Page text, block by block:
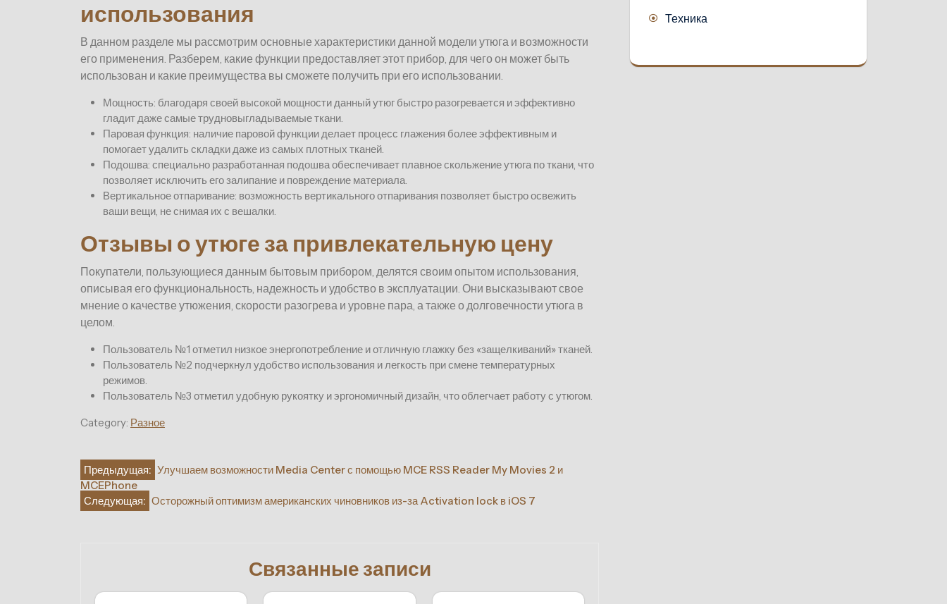
использования
В данном разделе мы рассмотрим основные характеристики данной модели утюга и возможности
его применения. Разберем, какие функции предоставляет этот прибор, для чего он может быть
использован и какие преимущества вы сможете получить при его использовании.
Мощность: благодаря своей высокой мощности данный утюг быстро разогревается и эффективно
гладит даже самые трудновыгладываемые ткани.
Паровая функция: наличие паровой функции делает процесс глажения более эффективным и
помогает удалить складки даже из самых плотных тканей.
Подошва: специально разработанная подошва обеспечивает плавное скольжение утюга по ткани, что
позволяет исключить его залипание и повреждение материала.
Вертикальное отпаривание: возможность вертикального отпаривания позволяет быстро освежить
ваши вещи, не снимая их с вешалки.
Отзывы о утюге за привлекательную цену
Покупатели, пользующиеся данным бытовым прибором, делятся своим опытом использования,
описывая его функциональность, надежность и удобство в эксплуатации. Они высказывают свое
мнение о качестве утюжения, скорости разогрева и уровне пара, а также о долговечности утюга в
целом.
Пользователь №1 отметил низкое энергопотребление и отличную глажку без «защелкиваний» тканей.
Пользователь №2 подчеркнул удобство использования и легкость при смене температурных
режимов.
Пользователь №3 отметил удобную рукоятку и эргономичный дизайн, что облегчает работу с утюгом.
Category: Разное
Навигация
по
Предыдущая: Улучшаем возможности Media Center с помощью MCE RSS Reader My Movies 2 и
MCEPhone
Следующая: Осторожный оптимизм американских чиновников из-за Activation lock в iOS 7
Связанные записи
Техника